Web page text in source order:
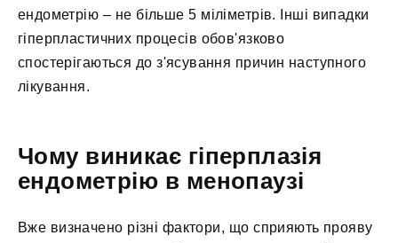
ендометрію – не більше 5 міліметрів. Інші випадки
гіперпластичних процесів обов'язково
спостерігаються до з'ясування причин наступного
лікування.
Чому виникає гіперплазія
ендометрію в менопаузі
Вже визначено різні фактори, що сприяють прояву